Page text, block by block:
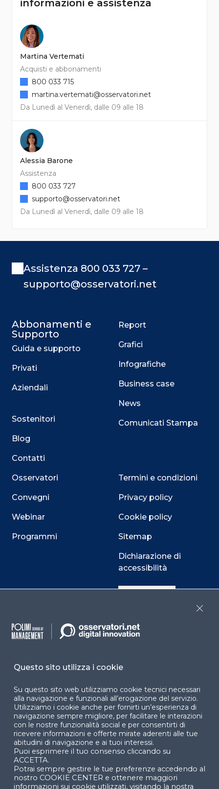
informazioni e assistenza
Martina Vertemati
Acquisti e abbonamenti
Da Lunedì al Venerdì, dalle 09 alle 18
800 033 715
martina.vertemati@osservatori.net
Alessia Barone
Assistenza
Da Lunedì al Venerdì, dalle 09 alle 18
800 033 727
supporto@osservatori.net
Assistenza 800 033 727 –
supporto@osservatori.net
Abbonamenti e
Supporto
Guida e supporto
Privati
Aziendali
Sostenitori
Blog
Contatti
Osservatori
Convegni
Webinar
Programmi
Report
Grafici
Infografiche
Business case
News
Comunicati Stampa
Termini e condizioni
Privacy policy
Cookie policy
Sitemap
Dichiarazione di
accessibilità
Cookie Center
Facebook LinkedIn
© 2024 Copyright © Politecnico di Milano Dipartimento
di Ingegneria Gestionale
Questo sito utilizza i cookie
Su questo sito web utilizziamo cookie tecnici necessari
alla navigazione e funzionali all’erogazione del servizio.
Utilizziamo i cookie anche per fornirti un’esperienza di
navigazione sempre migliore, per facilitare le interazioni
con le nostre funzionalità social e per consentirti di
ricevere informazioni e offerte mirate aderenti alle tue
abitudini di navigazione e ai tuoi interessi.
Puoi esprimere il tuo consenso cliccando su
ACCETTA.
Potrai sempre gestire le tue preferenze accedendo al
nostro COOKIE CENTER e ottenere maggiori
informazioni sui cookie utilizzati, visitando la nostra